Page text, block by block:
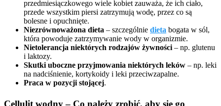
przedmiesiączkowego wiele kobiet zauważa, że ich ciało,
przede wszystkim piersi zatrzymują wodę, przez co są
bolesne i opuchnięte.
Niezrównoważona dieta – szczególnie dieta bogata w sól,
która powoduje zatrzymywanie wody w organizmie.
Nietolerancja niektórych rodzajów żywności – np. glutenu
i laktozy.
Skutki uboczne przyjmowania niektórych leków – np. leki
na nadciśnienie, kortykoidy i leki przeciwzapalne.
Praca w pozycji stojącej.